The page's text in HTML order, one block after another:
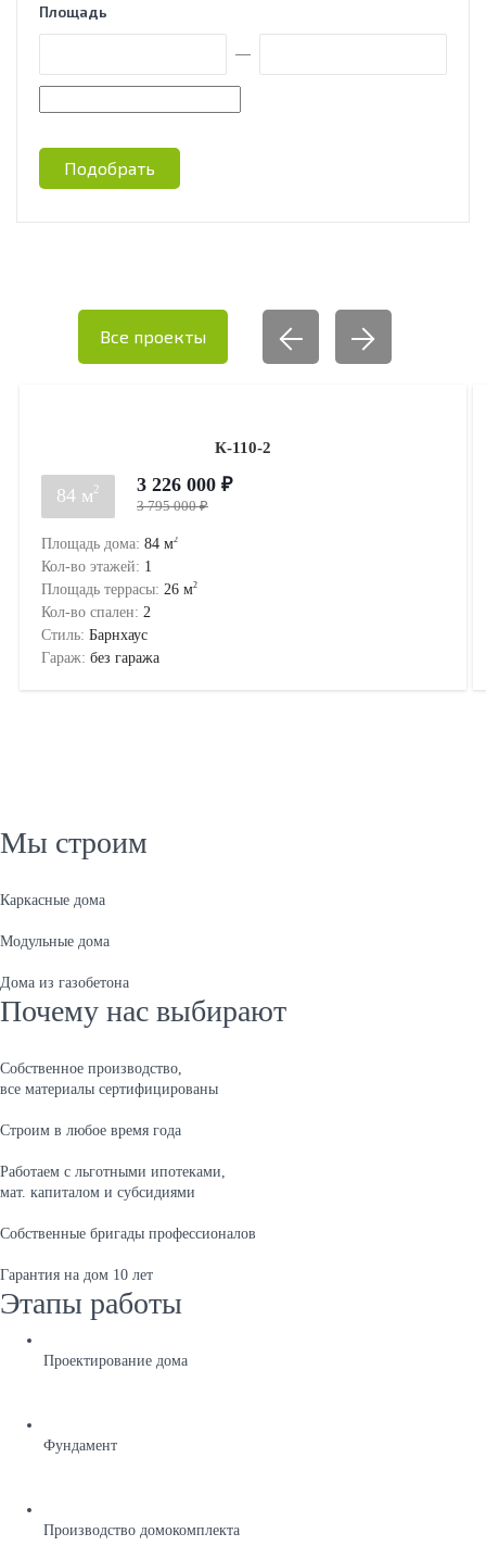
Площадь
—
Подобрать
Все проекты
К-110-2
84 м2 3 226 000 ₽
3 795 000 ₽
Площадь дома: 84 м2
Кол-во этажей: 1
Площадь террасы: 26 м2
Кол-во спален: 2
Стиль: Барнхаус
Гараж: без гаража
Мы строим
Каркасные дома
Модульные дома
Дома из газобетона
Почему нас выбирают
Собственное производство,
все материалы сертифицированы
Строим в любое время года
Работаем с льготными ипотеками,
мат. капиталом и субсидиями
Собственные бригады профессионалов
Гарантия на дом 10 лет
Этапы работы
Проектирование дома
Фундамент
Производство домокомплекта